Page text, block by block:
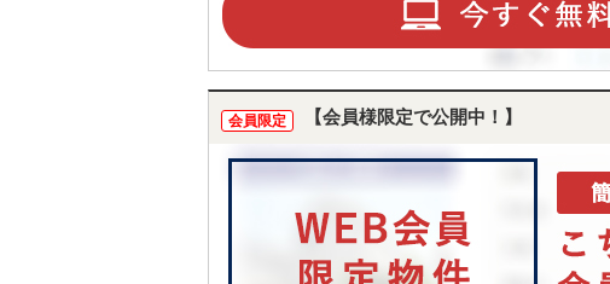
会員限定 【会員様限定で公開中！】